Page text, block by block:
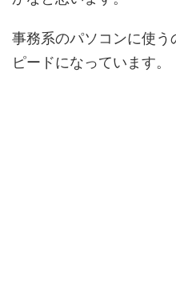
事務系のパソコンに使
ピードになっています。